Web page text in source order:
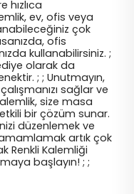
ev, ofis veya
çok
ofis
kullanabilirsiniz. ;
olarak da
; ; Unutmayın,
sağlar ve
size masa
bir çözüm sunar.
düzenlemek ve
artık çok
Renkli Kalemliği
başlayın! ; ;